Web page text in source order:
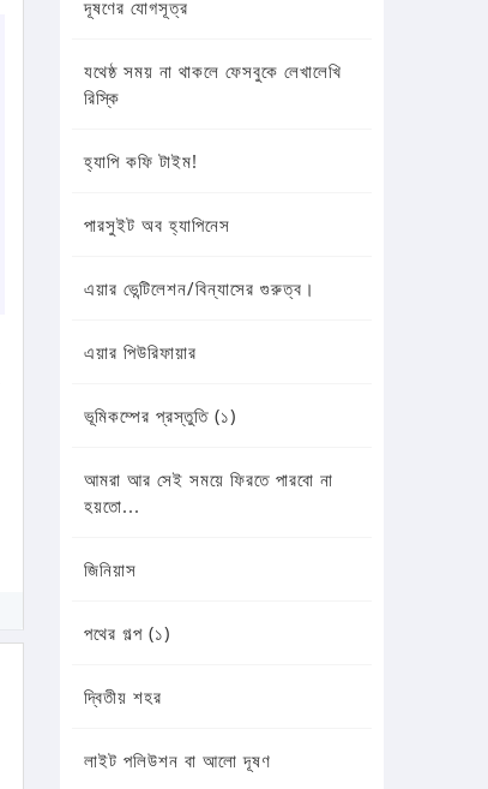
দূষণের যোগসূত্র
যথেষ্ঠ সময় না থাকলে ফেসবুকে লেখালেখি
রিস্কি
হ্যাপি কফি টাইম!
পারসুইট অব হ্যাপিনেস
এয়ার ভেন্টিলেশন/বিন্যাসের গুরুত্ব।
এয়ার পিউরিফায়ার
ভূমিকম্পের প্রস্তুতি (১)
আমরা আর সেই সময়ে ফিরতে পারবো না
হয়তো...
জিনিয়াস
পথের গল্প (১)
দ্বিতীয় শহর
লাইট পলিউশন বা আলো দূষণ